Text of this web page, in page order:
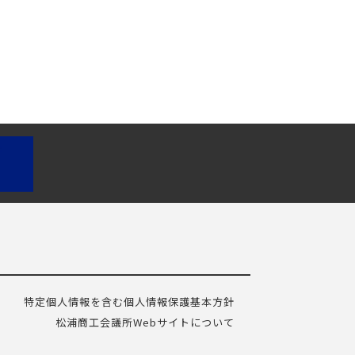
特定個人情報を含む個人情報保護基本方針
松浦商工会議所Webサイトについて